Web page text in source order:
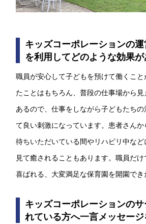
キッズコーポレーションの
を利用してどのような効果
職員が安心して子どもを預けて働くこ
たことはもちろん、普段の仕事場から
あるので、仕事をしながら子どもたち
て良い刺激になっています。患者さん
待ちいただいている間やリハビリ中な
見て癒されることもあります。職員だ
喜ばれる、大変満足な保育園を開園でき
キッズコーポレーションの
れている方へ一言メッセー